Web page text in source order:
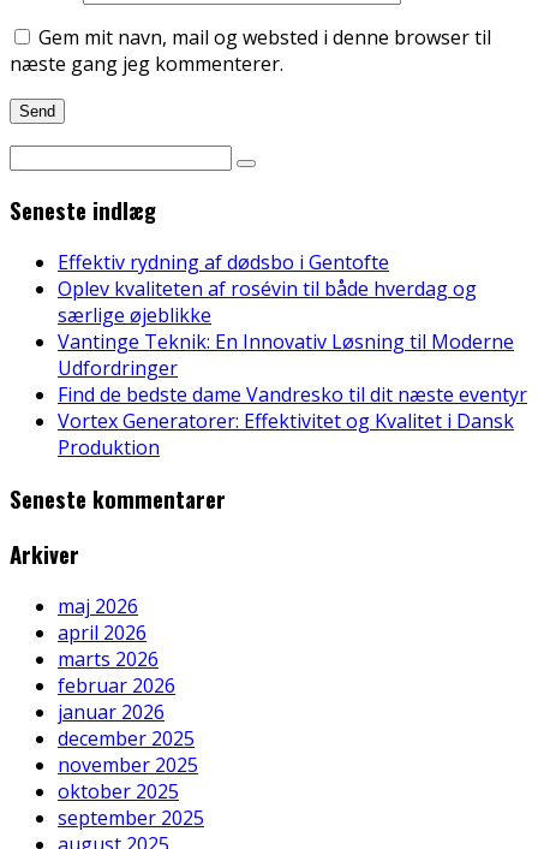
Gem mit navn, mail og websted i denne browser til
næste gang jeg kommenterer.
Seneste indlæg
Effektiv rydning af dødsbo i Gentofte
Oplev kvaliteten af rosévin til både hverdag og
særlige øjeblikke
Vantinge Teknik: En Innovativ Løsning til Moderne
Udfordringer
Find de bedste dame Vandresko til dit næste eventyr
Vortex Generatorer: Effektivitet og Kvalitet i Dansk
Produktion
Seneste kommentarer
Arkiver
maj 2026
april 2026
marts 2026
februar 2026
januar 2026
december 2025
november 2025
oktober 2025
september 2025